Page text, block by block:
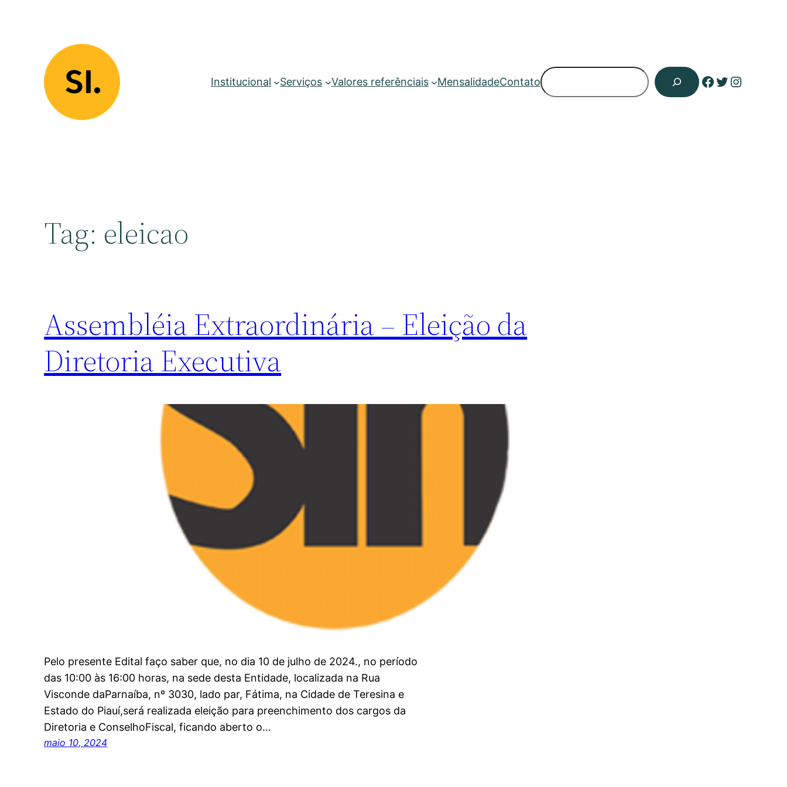
conteúdo
Institucional
Serviços Valores referênciais MensalidadeContato
Pesquisar Facebook
Twitter
Tag: eleicao
Assembléia Extraordinária – Eleição da
Diretoria Executiva
Pelo presente Edital faço saber que, no dia 10 de julho de 2024., no período
das 10:00 às 16:00 horas, na sede desta Entidade, localizada na Rua
Visconde daParnaíba, nº 3030, lado par, Fátima, na Cidade de Teresina e
Estado do Piauí,será realizada eleição para preenchimento dos cargos da
Diretoria e ConselhoFiscal, ficando aberto o…
maio 10, 2024